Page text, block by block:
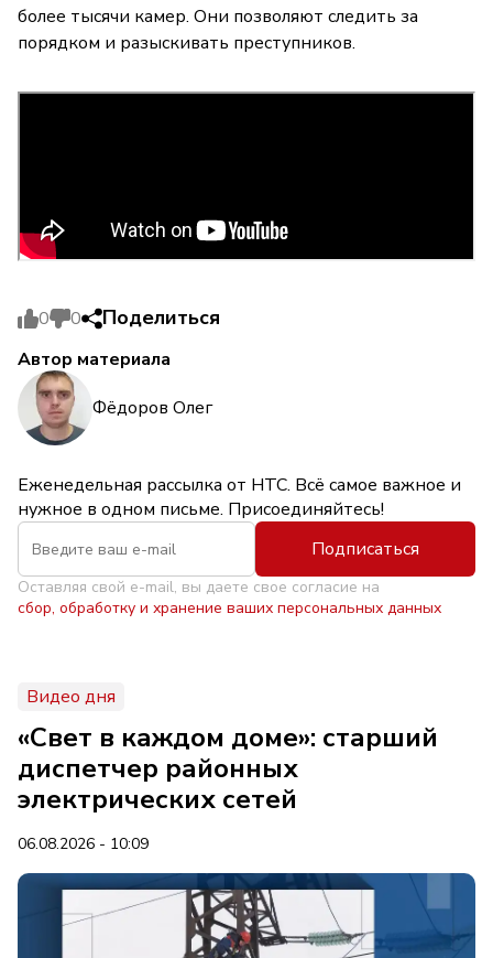
более тысячи камер. Они позволяют следить за
порядком и разыскивать преступников.
0 0 Поделиться
Автор материала
Фёдоров Олег
Еженедельная рассылка от НТС. Всё самое важное и
нужное в одном письме. Присоединяйтесь!
Подписаться
Оставляя свой e-mail, вы даете свое согласие на
сбор, обработку и хранение ваших персональных данных
Видео дня
«Свет в каждом доме»: старший
диспетчер районных
электрических сетей
06.08.2026 - 10:09